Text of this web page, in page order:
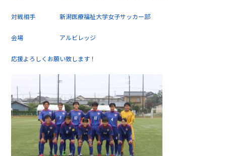
対戦相手 新潟医療福祉大学女子サッカー部
会場 アルビレッジ
応援よろしくお願い致します！